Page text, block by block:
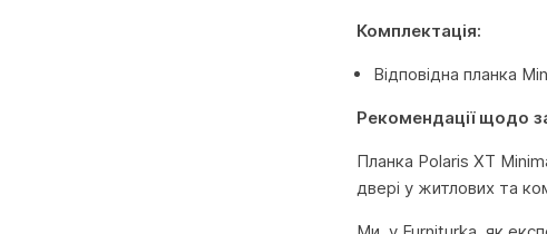
Комплектація:
Відповідна планка
Рекомендації щодо
Планка Polaris XT
двері у житлових та